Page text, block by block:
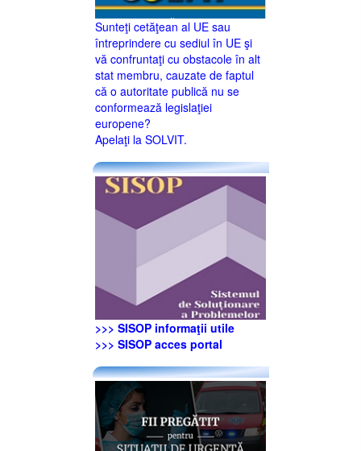
Sunteţi cetăţean al UE sau
întreprindere cu sediul în UE şi
vă confruntaţi cu obstacole în alt
stat membru, cauzate de faptul
că o autoritate publică nu se
conformează legislaţiei
europene?
Apelaţi la SOLVIT.
>>> SISOP informaţii utile
>>> SISOP acces portal